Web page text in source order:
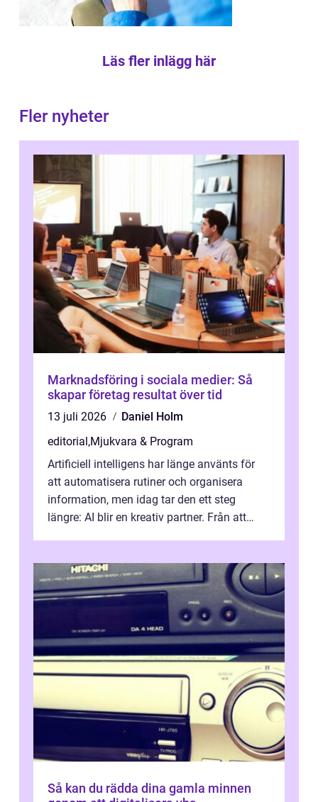
Läs fler inlägg här
Fler nyheter
Marknadsföring i sociala medier: Så
skapar företag resultat över tid
13 juli 2026
Daniel Holm
editorial,Mjukvara & Program
Artificiell intelligens har länge använts för
att automatisera rutiner och organisera
information, men idag tar den ett steg
längre: AI blir en kreativ partner. Från att
Så kan du rädda dina gamla minnen